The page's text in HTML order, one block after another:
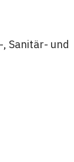
Sanitär- und